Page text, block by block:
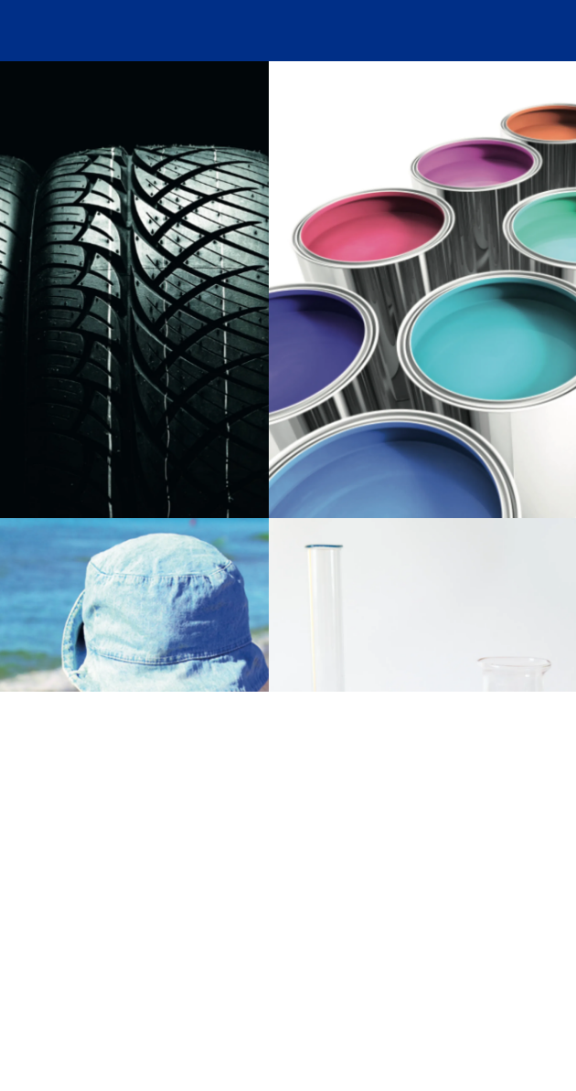
El óxido de zinc es un componente clave
que actúa como activador o acelerador en
el proceso de vulcanización en la
producción de llantas y compuestos de
hule. Entre las contribuciones más
significativas del óxido de zinc al hule
están: propiedades térmicas, propiedades
antifúngicas, resistencia a la abrasión y
protección contra rayos ultravioleta.
El óxido de zinc propicia una mejor
cohesión en la pintura y le otorga
propiedades fungicidas y anticorrosivas. La
baja área de superficie de nuestro
producto grado pintura lo hace menos
reactivo lo que brinda una mayor
estabilidad al producto final.